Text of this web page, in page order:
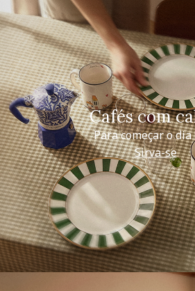
Cafés com
Para começar o dia
Sirva-se